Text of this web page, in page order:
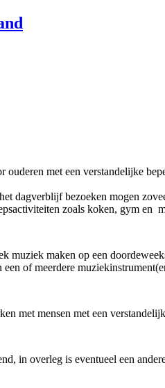
ouderen met een verstandelijke
dagverblijf bezoeken mogen
zoals koken, gym
muziek maken op een
een of meerdere
met mensen met een
in overleg is eventueel een